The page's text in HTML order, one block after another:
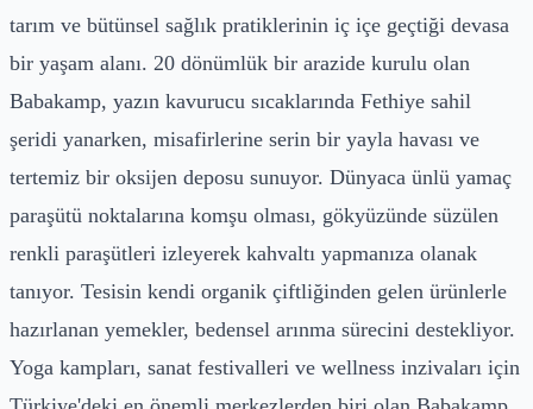
tarım ve bütünsel sağlık pratiklerinin iç içe geçtiği devasa
bir yaşam alanı. 20 dönümlük bir arazide kurulu olan
Babakamp, yazın kavurucu sıcaklarında Fethiye sahil
şeridi yanarken, misafirlerine serin bir yayla havası ve
tertemiz bir oksijen deposu sunuyor. Dünyaca ünlü yamaç
paraşütü noktalarına komşu olması, gökyüzünde süzülen
renkli paraşütleri izleyerek kahvaltı yapmanıza olanak
tanıyor. Tesisin kendi organik çiftliğinden gelen ürünlerle
hazırlanan yemekler, bedensel arınma sürecini destekliyor.
Yoga kampları, sanat festivalleri ve wellness inzivaları için